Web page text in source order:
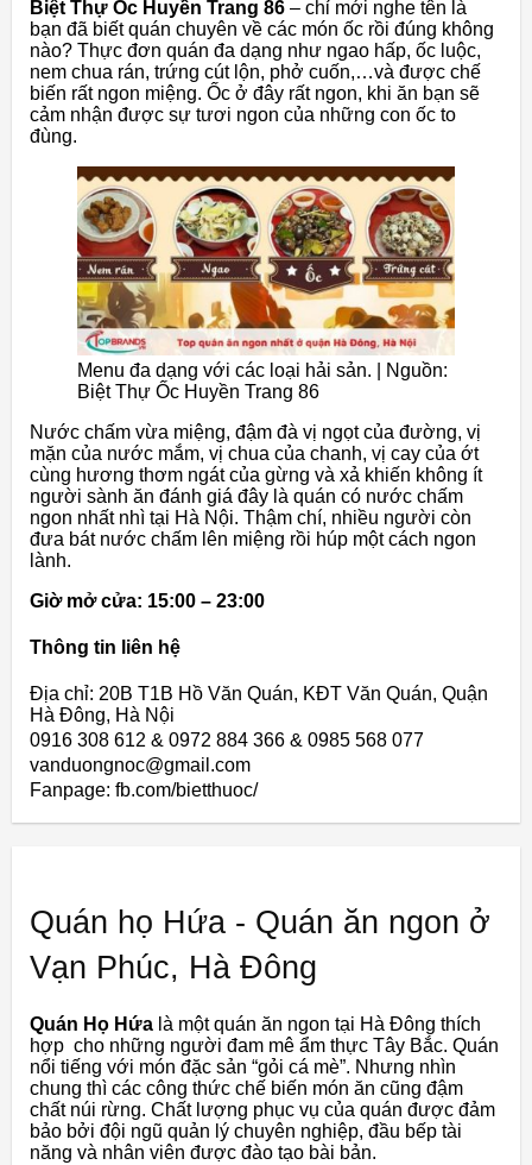
Biệt Thự Ốc Huyền Trang 86 – chỉ mới nghe tên là
bạn đã biết quán chuyên về các món ốc rồi đúng không
nào? Thực đơn quán đa dạng như ngao hấp, ốc luộc,
nem chua rán, trứng cút lộn, phở cuốn,…và được chế
biến rất ngon miệng. Ốc ở đây rất ngon, khi ăn bạn sẽ
cảm nhận được sự tươi ngon của những con ốc to
đùng.
Menu đa dạng với các loại hải sản. | Nguồn:
Biệt Thự Ốc Huyền Trang 86
Nước chấm vừa miệng, đậm đà vị ngọt của đường, vị
mặn của nước mắm, vị chua của chanh, vị cay của ớt
cùng hương thơm ngát của gừng và xả khiến không ít
người sành ăn đánh giá đây là quán có nước chấm
ngon nhất nhì tại Hà Nội. Thậm chí, nhiều người còn
đưa bát nước chấm lên miệng rồi húp một cách ngon
lành.
Giờ mở cửa: 15:00 – 23:00
Thông tin liên hệ
Địa chỉ: 20B T1B Hồ Văn Quán, KĐT Văn Quán, Quận
Hà Đông, Hà Nội
0916 308 612 & 0972 884 366 & 0985 568 077
vanduongnoc@gmail.com
Fanpage: fb.com/bietthuoc/
Quán họ Hứa - Quán ăn ngon ở
Vạn Phúc, Hà Đông
Quán Họ Hứa là một quán ăn ngon tại Hà Đông thích
hợp cho những người đam mê ẩm thực Tây Bắc. Quán
nổi tiếng với món đặc sản “gỏi cá mè”. Nhưng nhìn
chung thì các công thức chế biến món ăn cũng đậm
chất núi rừng. Chất lượng phục vụ của quán được đảm
bảo bởi đội ngũ quản lý chuyên nghiệp, đầu bếp tài
năng và nhân viên được đào tạo bài bản.